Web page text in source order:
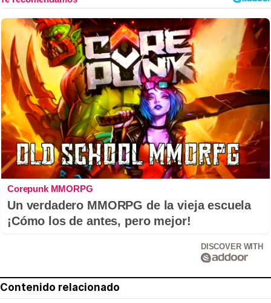
Corepunk MMORPG
Un verdadero MMORPG de la vieja escuela
¡Cómo los de antes, pero mejor!
DISCOVER WITH
Contenido relacionado